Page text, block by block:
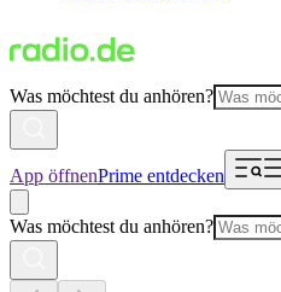
Was möchtest du anhören?
App öffnenPrime entdecken
Was möchtest du anhören?